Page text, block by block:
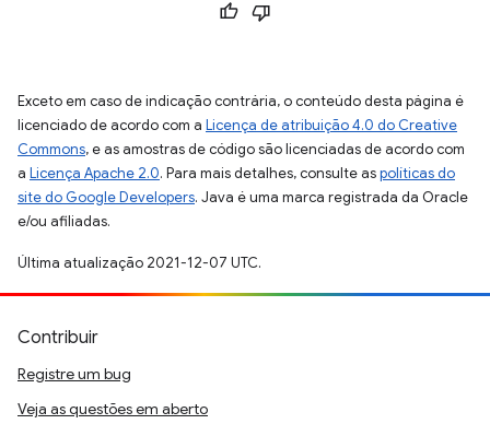
Exceto em caso de indicação contrária, o conteúdo desta página é
licenciado de acordo com a Licença de atribuição 4.0 do Creative
Commons, e as amostras de código são licenciadas de acordo com
a Licença Apache 2.0. Para mais detalhes, consulte aspolíticas do
site do Google Developers. Java é uma marca registrada da Oracle
e/ou afiliadas.
Última atualização 2021-12-07 UTC.
Contribuir
Registre um bug
Veja as questões em aberto